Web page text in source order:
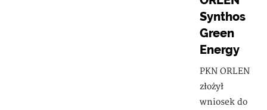
Synthos
Green
Energy
PKN ORLEN
złożył
wniosek do